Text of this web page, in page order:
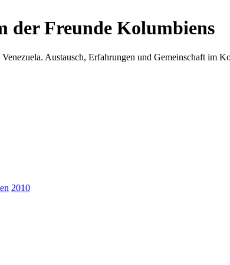
der Freunde Kolumbiens
Austausch, Erfahrungen und Gemeinschaft im
2010